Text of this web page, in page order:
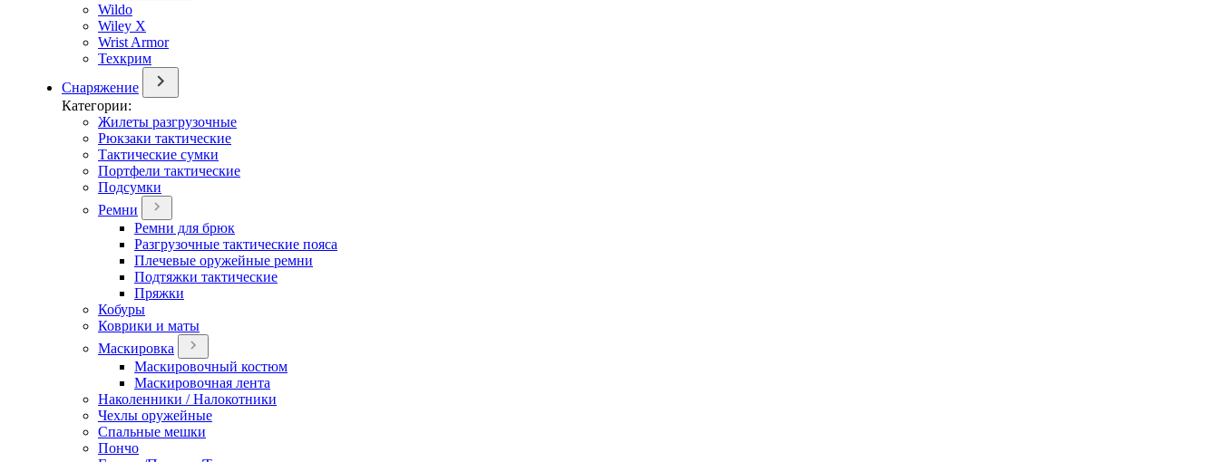
Wildo
Wiley X
Wrist Armor
Техкрим
Снаряжение
Категории:
Жилеты разгрузочные
Рюкзаки тактические
Тактические сумки
Портфели тактические
Подсумки
Ремни
Ремни для брюк
Разгрузочные тактические пояса
Плечевые оружейные ремни
Подтяжки тактические
Пряжки
Кобуры
Коврики и маты
Маскировка
Маскировочный костюм
Маскировочная лента
Наколенники / Налокотники
Чехлы оружейные
Спальные мешки
Пончо